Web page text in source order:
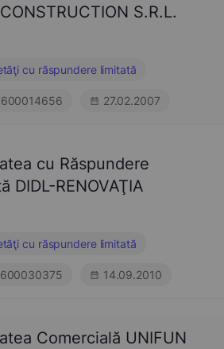
S.R.L.
cu răspundere limitată
27.02.2007
cu Răspundere
DIDL-RENOVAŢIA
cu răspundere limitată
14.09.2010
Comercială UNIFUN